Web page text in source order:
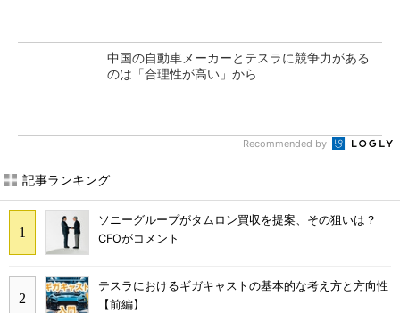
中国の自動車メーカーとテスラに競争力がある
のは「合理性が高い」から
Recommended by
記事ランキング
ソニーグループがタムロン買収を提案、その狙いは？
CFOがコメント
テスラにおけるギガキャストの基本的な考え方と方向性
【前編】